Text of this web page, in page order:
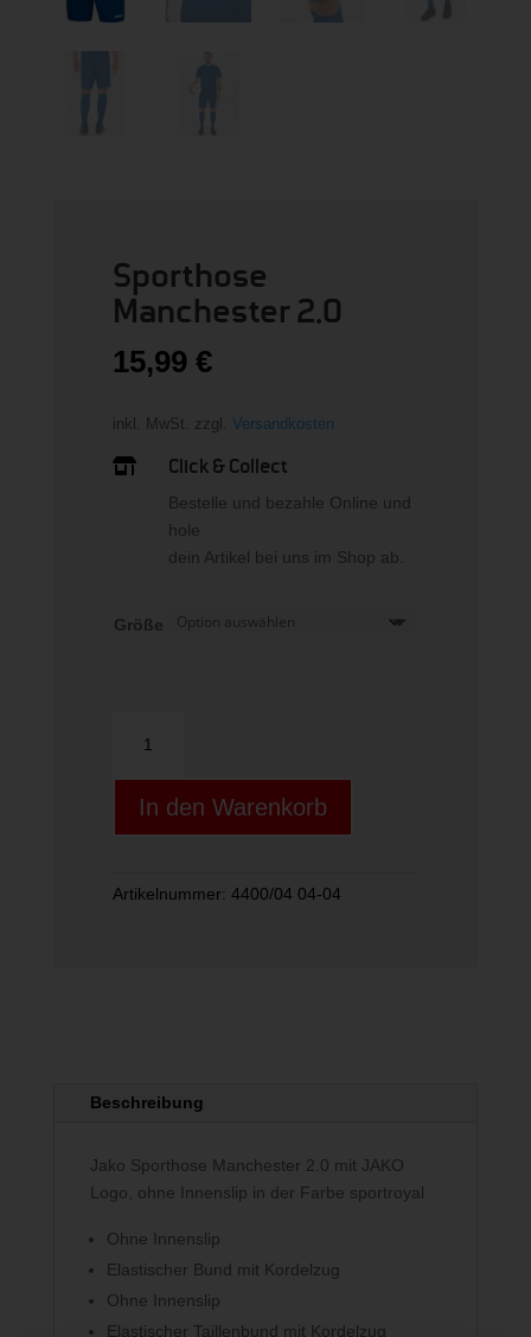
Sporthose
Manchester 2.0
15,99 €
inkl. MwSt. zzgl. Versandkosten
 Click & Collect
Bestelle und bezahle Online und
hole
dein Artikel bei uns im Shop ab.
Größe
Manchester
2.0
MengeIn den Warenkorb
Artikelnummer: 4400/04 04-04
Beschreibung
Jako Sporthose Manchester 2.0 mit JAKO
Logo, ohne Innenslip in der Farbe sportroyal
Ohne Innenslip
Elastischer Bund mit Kordelzug
Ohne Innenslip
Elastischer Taillenbund mit Kordelzug